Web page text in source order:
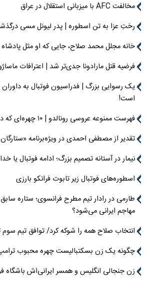
مخالفت AFC با میزبانی استقلال در عراق
رختِ عزا به تن اسطوره | پدر لیونل مسی
خانه مجلل محمد صلاح، جایی که او مثل
فرضیه قتل مارادونا جدی‌تر شد | اعترافات
یک رسوایی بزرگ | فدراسیون فوتبال به
است!
فهرست ممنوعه عروسی رونالدو | ۱۰ چهره‌ای که دعوت نمی‌شوند
تقدیر از مصطفی احمدی در ویژه‌برنامه
نیمار در آستانه تصمیم بزرگ؛ ادامه فوتبال یا
اسطوره‌های فوتبال زیر تابوت فرانکو بارزی
طارمی در رادار تیم مطرح فرانسوی؛ ستاره
مهاجم ایرانی می‌شود؟
انتخاب صلاح همه را شوکه کرد/ توافق تیم سوم
چگونه یک زن بسکتبالیست چهره محبوب
زن جنجالی انگلیس و همسر ایرانی‌اش باشگاه